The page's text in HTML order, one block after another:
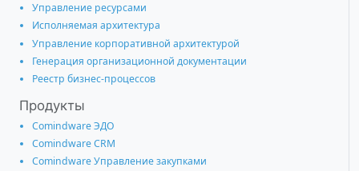
Управление ресурсами
Исполняемая архитектура
Управление корпоративной архитектурой
Генерация организационной документации
Реестр бизнес-процессов
Продукты
Comindware ЭДО
Comindware CRM
Comindware Управление закупками